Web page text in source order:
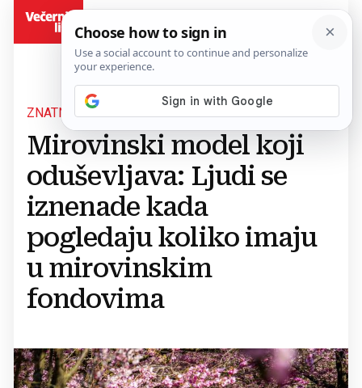
ZNATNA UŠTEĐEVINA
Mirovinski model koji
oduševljava: Ljudi se
iznenade kada
pogledaju koliko imaju
u mirovinskim
fondovima